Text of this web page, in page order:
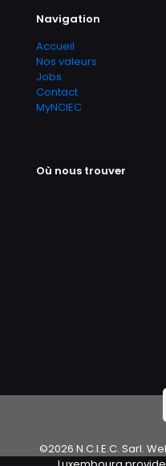
Navigation
Accueil
Nos valeurs
Jobs
Contact
MyNCIEC
Où nous trouver
©2026 N.C.I.E.C. Sarl.